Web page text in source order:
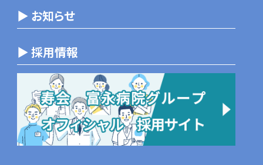
▶ お知らせ
▶ 採用情報